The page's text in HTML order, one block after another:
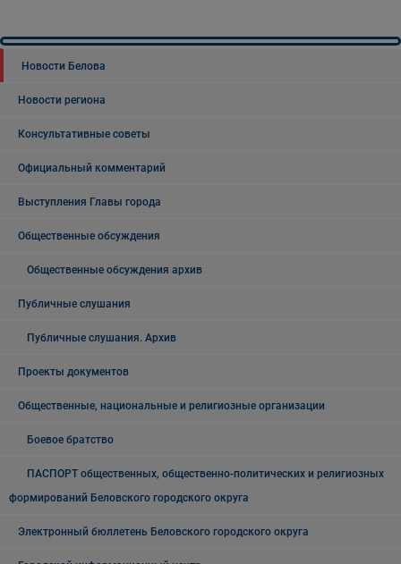
Новости Белова
Новости региона
Консультативные советы
Официальный комментарий
Выступления Главы города
Общественные обсуждения
Общественные обсуждения архив
Публичные слушания
Публичные слушания. Архив
Проекты документов
Общественные, национальные и религиозные организации
Боевое братство
ПАСПОРТ общественных, общественно-политических и религиозных
формирований Беловского городского округа
Электронный бюллетень Беловского городского округа